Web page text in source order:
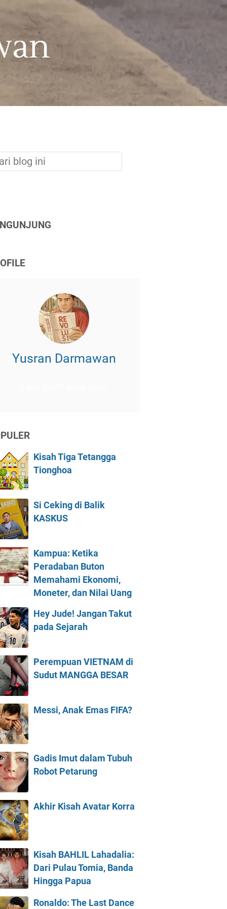
Yusran Darmawan
Kisah Tiga Tetangga
Tionghoa
Si Ceking di Balik
KASKUS
Kampua: Ketika
Peradaban Buton
Memahami Ekonomi,
Moneter, dan Nilai Uang
Hey Jude! Jangan Takut
pada Sejarah
Perempuan VIETNAM di
Sudut MANGGA BESAR
Messi, Anak Emas FIFA?
Gadis Imut dalam Tubuh
Robot Petarung
Akhir Kisah Avatar Korra
Kisah BAHLIL Lahadalia:
Dari Pulau Tomia, Banda
Hingga Papua
Ronaldo: The Last Dance